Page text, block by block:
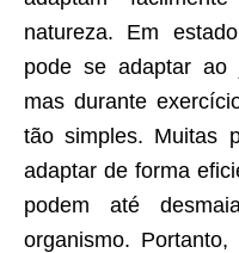
natureza. Em
pode se adaptar ao
mas durante
tão simples. Muitas
adaptar de forma
podem até
organismo.